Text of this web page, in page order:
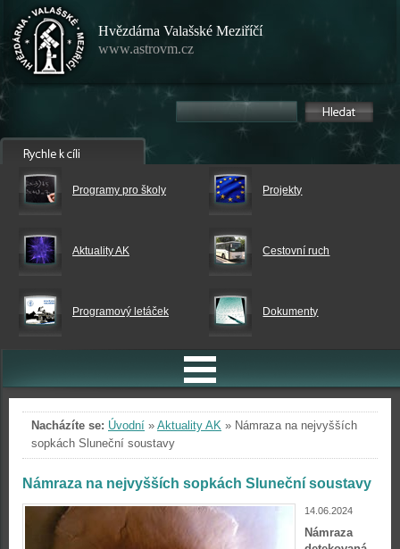
Hvězdárna Valašské Meziříčí
www.astrovm.cz
Programy pro školy Projekty
Aktuality AK Cestovní ruch
Programový letáček Dokumenty
Nacházíte se: Úvodní » Aktuality AK » Námraza na nejvyšších
sopkách Sluneční soustavy
Námraza na nejvyšších sopkách Sluneční soustavy
14.06.2024
Námraza